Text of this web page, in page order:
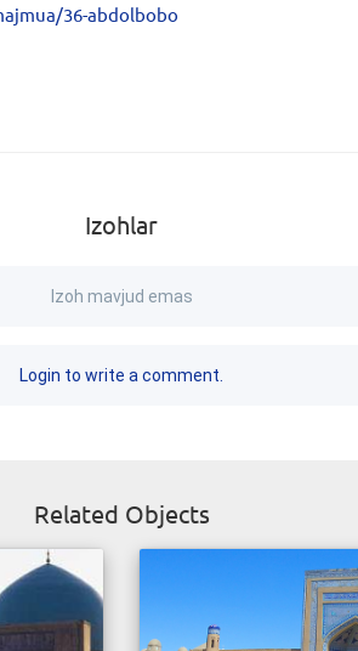
36-abdolbobo
Izohlar
Izoh mavjud emas
Login to write a comment.
Related Objects